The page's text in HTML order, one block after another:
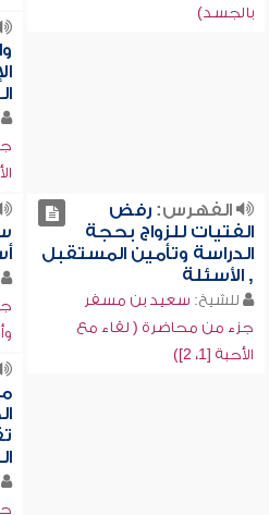
بالجسد)
الفهرس:رفض
الفتيات للزواج بحجة
الدراسة وتأمين المستقبل
, الأسئلة
للشيخ: سعيد بن مسفر
جزء من محاضرة ( لقاء مع
الأحبة [1، 2])